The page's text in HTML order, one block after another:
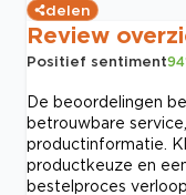
delen
Review
Positief sentiment94
De beoordelingen
betrouwbare
productinformatie.
productkeuze en
bestelproces